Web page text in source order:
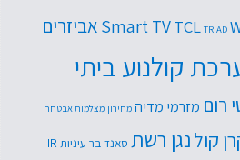
Smart TVTCL TRIAD אביזרים
קולנוע ביתי
רום מזרמי מדיה מחירון מצלמות אבטחה
קולנגן רשת סאנד בר עיניות IR